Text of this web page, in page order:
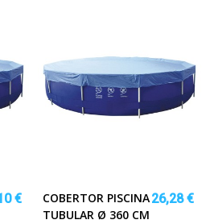
€
COBERTOR PISCINA
TUBULAR Ø 360 CM
26,28 €